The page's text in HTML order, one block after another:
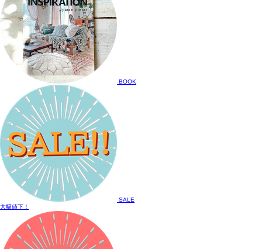
BOOK
SALE
大幅値下！